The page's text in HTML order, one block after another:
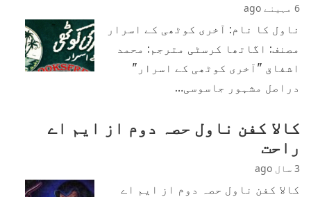
6 مہینے ago
ناول کا نام: آخری کوٹھی کے اسرار
مصنف: اگاتھا کرسٹی مترجم: محمد
اشفاق "آخری کوٹھی کے اسرار"
دراصل مشہور جاسوسی…
کالا کفن ناول حصہ دوم از ایم اے
راحت
3 سال ago
کالا کفن ناول حصہ دوم از ایم اے